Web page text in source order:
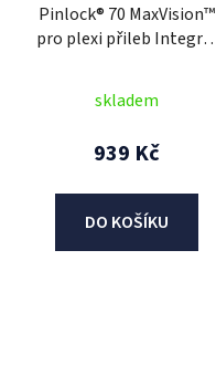
Pinlock® 70 MaxVision™
pro plexi přileb Integral
skladem
939 Kč
DO KOŠÍKU